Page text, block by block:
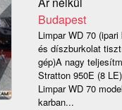
Budapest
Limpar WD 70
és díszburkolat
gép)A nagy
Stratton 950E (8
Limpar WD 70
karban...